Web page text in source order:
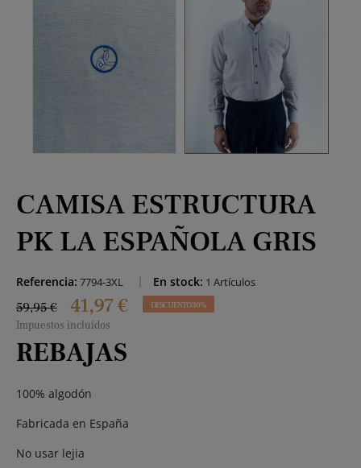
CAMISA ESTRUCTURA
PK LA ESPAÑOLA GRIS
Referencia: 7794-3XL En stock: 1 Artículos
59,95 € 41,97 € DESCUENTO 30%
Impuestos incluidos
REBAJAS
100% algodón
Fabricada en España
No usar lejia